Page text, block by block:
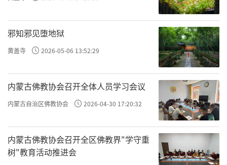
胜寺远比现在大，建筑物也远比现在多。
大雄宝殿右侧，大小不同、形状各异、雕
刻精美的石头摞成一个形状特别的东西，五六
米高，像塔又不是塔，这是五代後晋天福二年
（九三七）年「佛顶尊胜陀罗尼经」石幢。经
幢是古代宗教石刻的一种，是带有宣传性和纪
念性的艺术建筑。印度幢的形式是在纪念佛的
玉垣上刻各种浮雕，也有的在塔前方左右各竖
一石，宛如中国长方形的碑。中国经幢多为石
邪知邪见堕地狱
黄盖寺 2026-05-06 13:52:29
内蒙古佛教协会召开全体人员学习会议
内蒙古自治区佛教协会 2026-04-30 17:20:32
内蒙古佛教协会召开全区佛教界"学守重
树"教育活动推进会